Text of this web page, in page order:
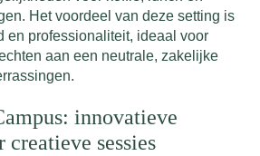
Het voordeel van deze setting is
en professionaliteit, ideaal voor
aan een neutrale, zakelijke
innovatieve
sessies